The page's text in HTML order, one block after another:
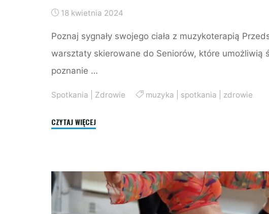
18 kwietnia 2024
Poznaj sygnały swojego ciała z muzykoterapią
warsztaty skierowane do Seniorów, które umożliwią
poznanie …
Spotkania Zdrowie muzyka spotkania zdrowie
CZYTAJ WIĘCEJ"USŁYSZ